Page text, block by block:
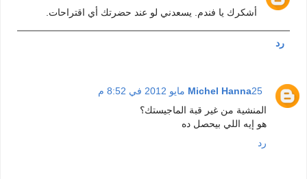
أشكرك يا فندم. يسعدني لو عند حضرتك أي اقتراحات.
رد
Michel Hanna25 مايو 2012 في 8:52 م
المنشية من غير قبة الماجيستك؟
هو إيه اللي بيحصل ده
رد